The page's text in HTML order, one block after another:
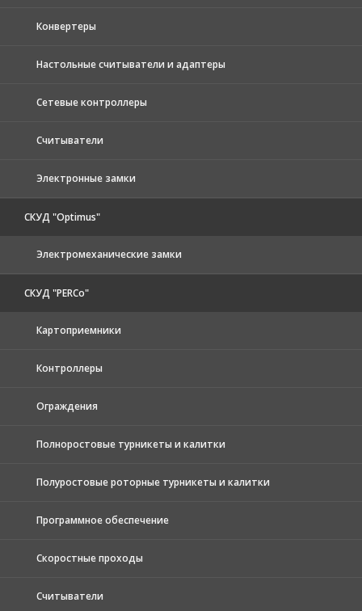
Конвертеры
Настольные считыватели и адаптеры
Сетевые контроллеры
Считыватели
Электронные замки
СКУД "Optimus"
Электромеханические замки
СКУД "PERCo"
Картоприемники
Контроллеры
Ограждения
Полноростовые турникеты и калитки
Полуростовые роторные турникеты и калитки
Программное обеспечение
Скоростные проходы
Считыватели